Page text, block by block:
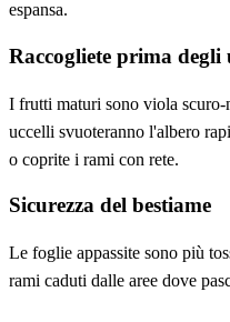
espansa.
Raccogliete prima degli
I frutti maturi sono viola
uccelli svuoteranno l'albero
o coprite i rami con rete.
Sicurezza del bestiame
Le foglie appassite sono più
rami caduti dalle aree dove